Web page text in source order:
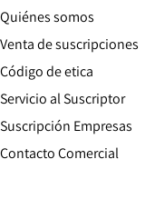
Quiénes somos
Venta de suscripciones
Código de etica Opens
Servicio al Suscriptor
Suscripción Empresas
Contacto Comercial